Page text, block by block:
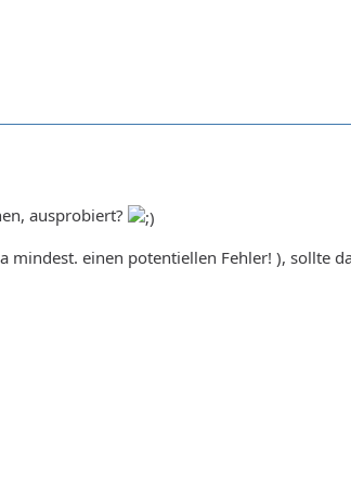
ausprobiert?
mindest. einen potentiellen Fehler! ), sollte